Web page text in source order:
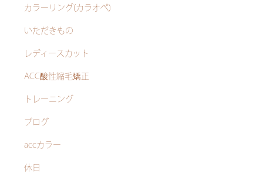
カラーリング(カラオペ)
いただきもの
レディースカット
ACC酸性縮毛矯正
トレーニング
ブログ
accカラー
休日